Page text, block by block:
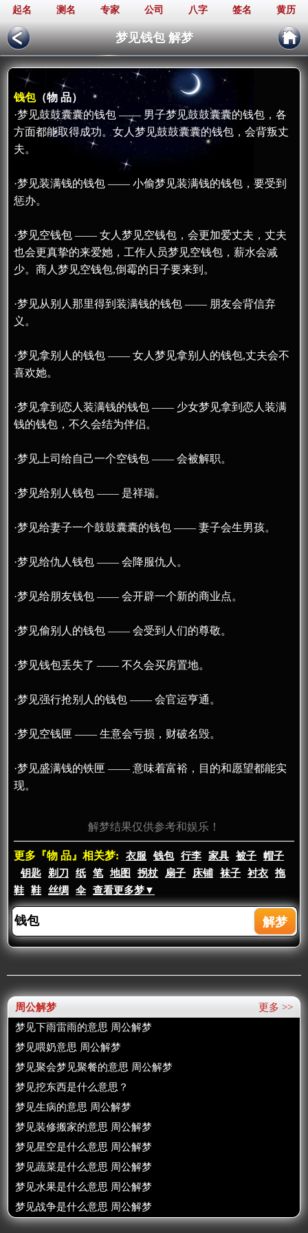
起名 测名 专家 公司 八字 签名 黄历
梦见钱包 解梦
钱包（物 品）
·梦见鼓鼓囊囊的钱包 —— 男子梦见鼓鼓囊囊的钱包，各
方面都能取得成功。女人梦见鼓鼓囊囊的钱包，会背叛丈
夫。
·梦见装满钱的钱包 —— 小偷梦见装满钱的钱包，要受到
惩办。
·梦见空钱包 —— 女人梦见空钱包，会更加爱丈夫，丈夫
也会更真挚的来爱她，工作人员梦见空钱包，薪水会减
少。商人梦见空钱包,倒霉的日子要来到。
·梦见从别人那里得到装满钱的钱包 —— 朋友会背信弃
义。
·梦见拿别人的钱包 —— 女人梦见拿别人的钱包,丈夫会不
喜欢她。
·梦见拿到恋人装满钱的钱包 —— 少女梦见拿到恋人装满
钱的钱包，不久会结为伴侣。
·梦见上司给自己一个空钱包 —— 会被解职。
·梦见给别人钱包 —— 是祥瑞。
·梦见给妻子一个鼓鼓囊囊的钱包 —— 妻子会生男孩。
·梦见给仇人钱包 —— 会降服仇人。
·梦见给朋友钱包 —— 会开辟一个新的商业点。
·梦见偷别人的钱包 —— 会受到人们的尊敬。
·梦见钱包丢失了 —— 不久会买房置地。
·梦见强行抢别人的钱包 —— 会官运亨通。
·梦见空钱匣 —— 生意会亏损，财破名毁。
·梦见盛满钱的铁匣 —— 意味着富裕，目的和愿望都能实
现。
解梦结果仅供参考和娱乐！
更多『物 品』相关梦: 衣服 钱包 行李 家具 被子
帽子
钥匙
剃刀 纸 笔 地图 拐杖 扇子 床铺 袜子 衬衣
拖
鞋
鞋 丝绸 伞 查看更多梦▼
更多 >>
周公解梦
梦见下雨雷雨的意思 周公解梦
梦见喂奶意思 周公解梦
梦见聚会梦见聚餐的意思 周公解梦
梦见挖东西是什么意思？
梦见生病的意思 周公解梦
梦见装修搬家的意思 周公解梦
梦见星空是什么意思 周公解梦
梦见蔬菜是什么意思 周公解梦
梦见水果是什么意思 周公解梦
梦见战争是什么意思 周公解梦